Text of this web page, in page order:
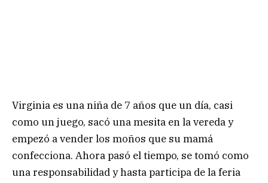
Virginia es una niña de 7 años que un día, casi
como un juego, sacó una mesita en la vereda y
empezó a vender los moños que su mamá
confecciona. Ahora pasó el tiempo, se tomó como
una responsabilidad y hasta participa de la feria